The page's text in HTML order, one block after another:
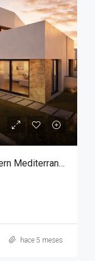
✨ Luxury Villas in Bigastro – Modern Mediterranean Living ✨
hace 5 meses